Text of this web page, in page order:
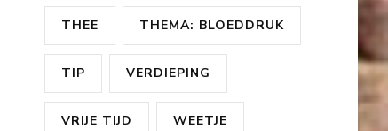
THEE THEMA: BLOEDDRUK
TIP VERDIEPING
VRIJE TIJD WEETJE